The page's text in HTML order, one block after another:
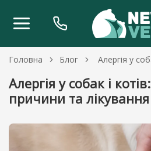
Головна Блог Алергія у
Алергія у собак і
причини та лікування